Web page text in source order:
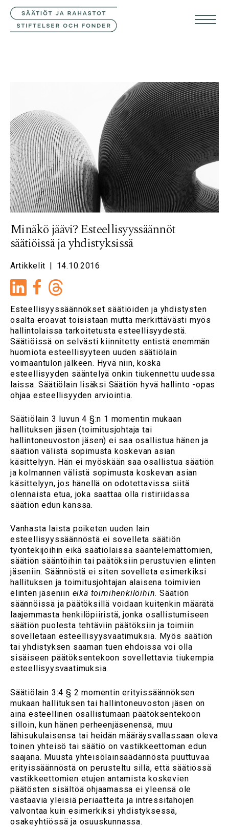
SVE
ENG
Minäkö jäävi? Esteellisyyssäännöt
säätiöissä ja yhdistyksissä
Artikkelit | 14.10.2016
LinkedInFacebook
Esteellisyyssäännökset säätiöiden ja yhdistysten
osalta eroavat toisistaan mutta merkittävästi myös
hallintolaissa tarkoitetusta esteellisyydestä.
Säätiöissä on selvästi kiinnitetty entistä enemmän
huomiota esteellisyyteen uuden säätiölain
voimaantulon jälkeen. Hyvä niin, koska
esteellisyyden sääntelyä onkin tiukennettu uudessa
laissa. Säätiölain lisäksi Säätiön hyvä hallinto -opas
ohjaa esteellisyyden arviointia.
Säätiölain 3 luvun 4 §:n 1 momentin mukaan
hallituksen jäsen (toimitusjohtaja tai
hallintoneuvoston jäsen) ei saa osallistua hänen ja
säätiön välistä sopimusta koskevan asian
käsittelyyn. Hän ei myöskään saa osallistua säätiön
ja kolmannen välistä sopimusta koskevan asian
käsittelyyn, jos hänellä on odotettavissa siitä
olennaista etua, joka saattaa olla ristiriidassa
säätiön edun kanssa.
Vanhasta laista poiketen uuden lain
esteellisyyssäännöstä ei sovelleta säätiön
työntekijöihin eikä säätiölaissa sääntelemättömien,
säätiön sääntöihin tai päätöksiin perustuvien elinten
jäseniin. Säännöstä ei siten sovelleta esimerkiksi
hallituksen ja toimitusjohtajan alaisena toimivien
elinten jäseniin eikä toimihenkilöihin. Säätiön
säännöissä ja päätöksillä voidaan kuitenkin määrätä
laajemmasta henkilöpiiristä, jonka osallistumiseen
säätiön puolesta tehtäviin päätöksiin ja toimiin
sovelletaan esteellisyysvaatimuksia. Myös säätiön
tai yhdistyksen saaman tuen ehdoissa voi olla
sisäiseen päätöksentekoon sovellettavia tiukempia
esteellisyysvaatimuksia.
Säätiölain 3:4 § 2 momentin erityissäännöksen
mukaan hallituksen tai hallintoneuvoston jäsen on
aina esteellinen osallistumaan päätöksentekoon
silloin, kun hänen perheenjäsenensä, muu
lähisukulaisensa tai heidän määräysvallassaan oleva
toinen yhteisö tai säätiö on vastikkeettoman edun
saajana. Muusta yhteisölainsäädännöstä puuttuvaa
erityissäännöstä on perusteltu sillä, että säätiössä
vastikkeettomien etujen antamista koskevien
päätösten sisältöä ohjaamassa ei yleensä ole
vastaavia yleisiä periaatteita ja intressitahojen
valvontaa kuin esimerkiksi yhdistyksessä,
osakeyhtiössä ja osuuskunnassa.